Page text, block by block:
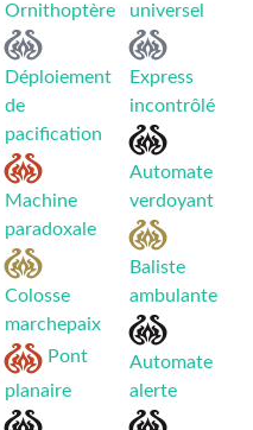
Ornithoptère
Déploiement
de
pacification
Machine
paradoxale
Colosse
marchepaix
Pont
planaire
universel
Express
incontrôlé
Automate
verdoyant
Baliste
ambulante
Automate
alerte